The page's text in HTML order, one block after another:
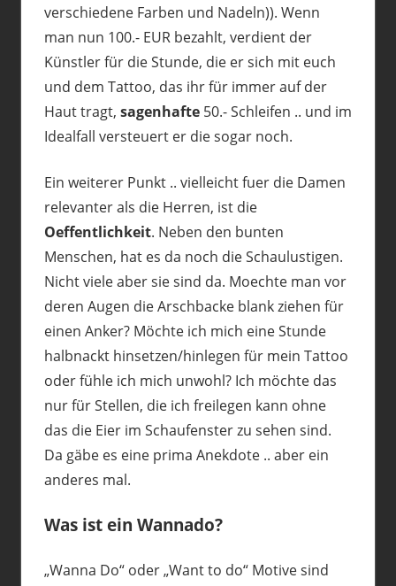
verschiedene Farben und Nadeln)). Wenn
man nun 100.- EUR bezahlt, verdient der
Künstler für die Stunde, die er sich mit euch
und dem Tattoo, das ihr für immer auf der
Haut tragt, sagenhafte50.- Schleifen .. und im
Idealfall versteuert er die sogar noch.
Ein weiterer Punkt .. vielleicht fuer die Damen
relevanter als die Herren, ist die
Oeffentlichkeit. Neben den bunten
Menschen, hat es da noch die Schaulustigen.
Nicht viele aber sie sind da. Moechte man vor
deren Augen die Arschbacke blank ziehen für
einen Anker? Möchte ich mich eine Stunde
halbnackt hinsetzen/hinlegen für mein Tattoo
oder fühle ich mich unwohl? Ich möchte das
nur für Stellen, die ich freilegen kann ohne
das die Eier im Schaufenster zu sehen sind.
Da gäbe es eine prima Anekdote .. aber ein
anderes mal.
Was ist ein Wannado?
„Wanna Do“ oder „Want to do“ Motive sind